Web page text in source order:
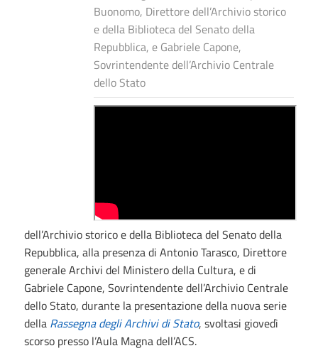
Buonomo, Direttore dell’Archivio storico
e della Biblioteca del Senato della
Repubblica, e Gabriele Capone,
Sovrintendente dell’Archivio Centrale
dello Stato
dell’Archivio storico e della Biblioteca del Senato della
Repubblica, alla presenza di Antonio Tarasco, Direttore
generale Archivi del Ministero della Cultura, e di
Gabriele Capone, Sovrintendente dell’Archivio Centrale
dello Stato, durante la presentazione della nuova serie
della Rassegna degli Archivi di Stato, svoltasi giovedì
scorso presso l’Aula Magna dell’ACS.